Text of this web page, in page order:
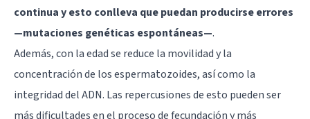
continua y esto conlleva que puedan producirse errores
—mutaciones genéticas espontáneas—.
Además, con la edad se reduce la movilidad y la
concentración de los espermatozoides, así como la
integridad del ADN. Las repercusiones de esto pueden ser
más dificultades en el proceso de fecundación y más